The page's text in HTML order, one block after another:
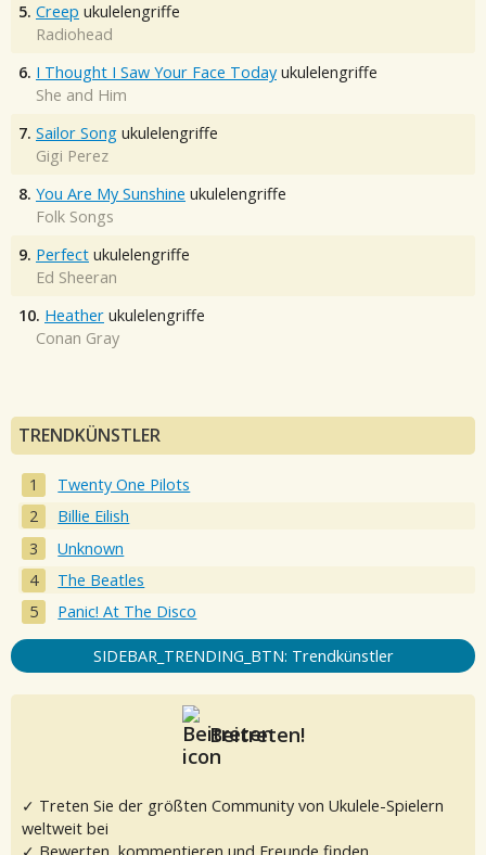
5. Creep ukulelengriffe
Radiohead
6. I Thought I Saw Your Face Today ukulelengriffe
She and Him
7. Sailor Song ukulelengriffe
Gigi Perez
8. You Are My Sunshine ukulelengriffe
Folk Songs
9. Perfect ukulelengriffe
Ed Sheeran
10. Heather ukulelengriffe
Conan Gray
TRENDKÜNSTLER
Twenty One Pilots
Billie Eilish
Unknown
The Beatles
Panic! At The Disco
SIDEBAR_TRENDING_BTN: Trendkünstler
Beitreten!
✓ Treten Sie der größten Community von Ukulele-Spielern
weltweit bei